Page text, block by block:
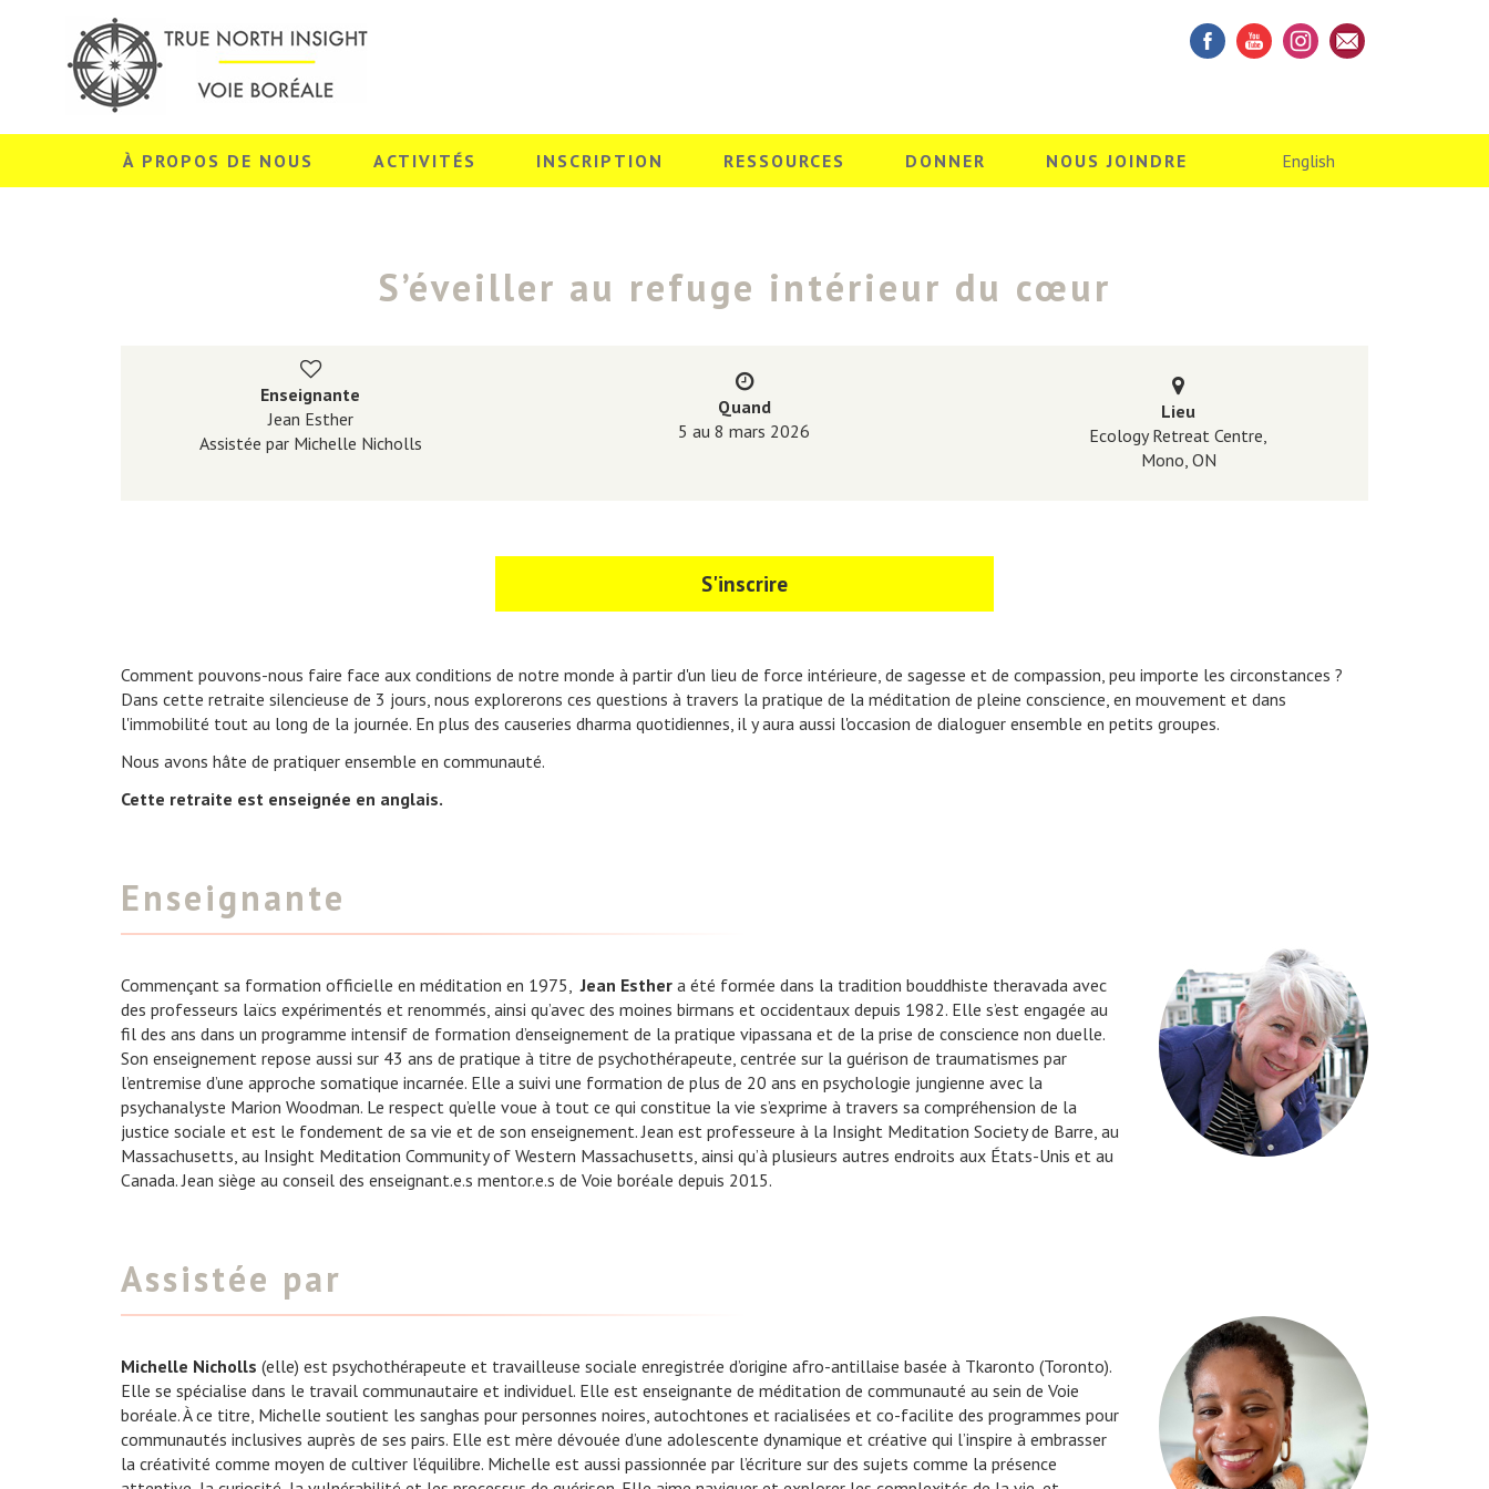
À PROPOS DE NOUS ACTIVITÉS INSCRIPTION RESSOURCES DONNER NOUS JOINDRE English
S’éveiller au refuge intérieur du cœur
Enseignante
Jean Esther
Assistée par Michelle Nicholls
Quand
5 au 8 mars 2026
Lieu
Ecology Retreat Centre,
Mono, ON
S'inscrire
Comment pouvons-nous faire face aux conditions de notre monde à partir d'un lieu de force intérieure, de sagesse et de compassion, peu importe les circonstances ?
Dans cette retraite silencieuse de 3 jours, nous explorerons ces questions à travers la pratique de la méditation de pleine conscience, en mouvement et dans
l'immobilité tout au long de la journée. En plus des causeries dharma quotidiennes, il y aura aussi l'occasion de dialoguer ensemble en petits groupes.
Nous avons hâte de pratiquer ensemble en communauté.
Cette retraite est enseignée en anglais.
Enseignante
Commençant sa formation officielle en méditation en 1975,Jean Esther a été formée dans la tradition bouddhiste theravada avec
des professeurs laïcs expérimentés et renommés, ainsi qu’avec des moines birmans et occidentaux depuis 1982. Elle s’est engagée au
fil des ans dans un programme intensif de formation d’enseignement de la pratique vipassana et de la prise de conscience non duelle.
Son enseignement repose aussi sur 43 ans de pratique à titre de psychothérapeute, centrée sur la guérison de traumatismes par
l’entremise d’une approche somatique incarnée. Elle a suivi une formation de plus de 20 ans en psychologie jungienne avec la
psychanalyste Marion Woodman. Le respect qu’elle voue à tout ce qui constitue la vie s’exprime à travers sa compréhension de la
justice sociale et est le fondement de sa vie et de son enseignement. Jean est professeure à la Insight Meditation Society de Barre, au
Massachusetts, au Insight Meditation Community of Western Massachusetts, ainsi qu’à plusieurs autres endroits aux États-Unis et au
Canada. Jean siège au conseil des enseignant.e.s mentor.e.s de Voie boréale depuis 2015.
Assistée par
Michelle Nicholls (elle) est psychothérapeute et travailleuse sociale enregistrée d’origine afro-antillaise basée à Tkaronto (Toronto).
Elle se spécialise dans le travail communautaire et individuel. Elle est enseignante de méditation de communauté au sein de Voie
boréale. À ce titre, Michelle soutient les sanghas pour personnes noires, autochtones et racialisées et co-facilite des programmes pour
communautés inclusives auprès de ses pairs. Elle est mère dévouée d’une adolescente dynamique et créative qui l’inspire à embrasser
la créativité comme moyen de cultiver l’équilibre. Michelle est aussi passionnée par l’écriture sur des sujets comme la présence